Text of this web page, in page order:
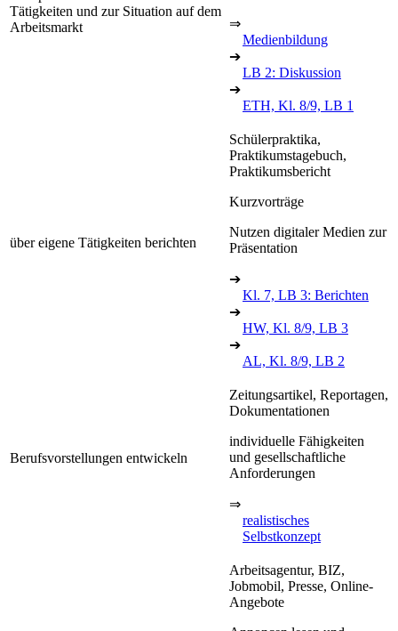
Tätigkeiten und zur Situation auf dem
Arbeitsmarkt
⇒
Medienbildung
➔
LB 2: Diskussion
➔
ETH, Kl. 8/9, LB 1
über eigene Tätigkeiten berichten
Schülerpraktika,
Praktikumstagebuch,
Praktikumsbericht
Kurzvorträge
Nutzen digitaler Medien zur
Präsentation
➔
Kl. 7, LB 3: Berichten
➔
HW, Kl. 8/9, LB 3
➔
AL, Kl. 8/9, LB 2
Berufsvorstellungen entwickeln
Zeitungsartikel, Reportagen,
Dokumentationen
individuelle Fähigkeiten
und gesellschaftliche
Anforderungen
⇒
realistisches
Selbstkonzept
Arbeitsagentur, BIZ,
Jobmobil, Presse, Online-
Angebote